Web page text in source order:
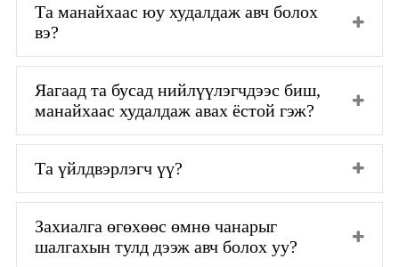
Та манайхаас юу худалдаж авч болох
вэ?
Яагаад та бусад нийлүүлэгчдээс биш,
манайхаас худалдаж авах ёстой гэж?
Та үйлдвэрлэгч үү?
Захиалга өгөхөөс өмнө чанарыг
шалгахын тулд дээж авч болох уу?